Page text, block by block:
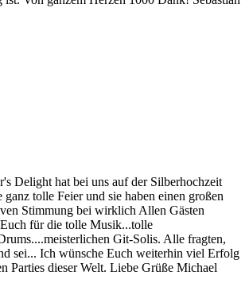
Delight hat bei uns auf der Silberhochzeit
ganz tolle Feier und sie haben einen großen
Stimmung bei wirklich Allen Gästen
für die tolle Musik...tolle
Git-Solis. Alle fragten,
sei... Ich wünsche Euch weiterhin viel Erfolg
Parties dieser Welt. Liebe Grüße Michael